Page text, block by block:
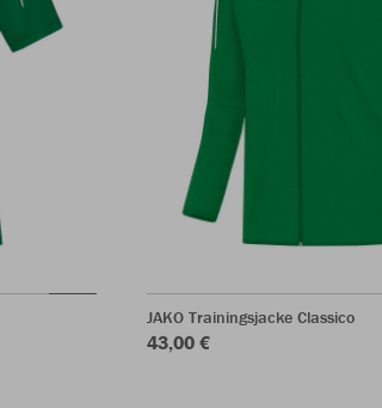
JAKO Trainingsjacke Classico
43,00 €